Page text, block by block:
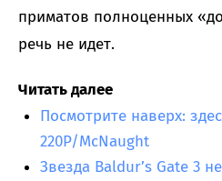
приматов полноценных
речь не идет.
Читать далее
Посмотрите наверх:
220P/McNaught
Звезда Baldur’s Gate 3